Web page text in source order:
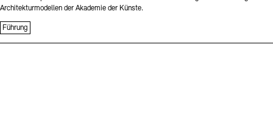
Architekturmodellen der Akademie der Künste.
Führung